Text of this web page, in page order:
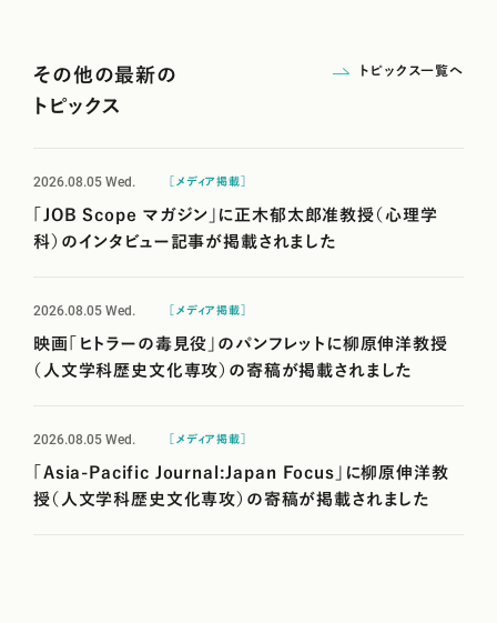
その他の最新の
トピックス
トピックス一覧へ
2026.08.05Wed. ［メディア掲載］
「JOB Scope マガジン」に正木郁太郎准教授（心理学
科）のインタビュー記事が掲載されました
2026.08.05Wed. ［メディア掲載］
映画「ヒトラーの毒見役」のパンフレットに柳原伸洋教授
（人文学科歴史文化専攻）の寄稿が掲載されました
2026.08.05Wed. ［メディア掲載］
「Asia-Pacific Journal:Japan Focus」に柳原伸洋教
授（人文学科歴史文化専攻）の寄稿が掲載されました